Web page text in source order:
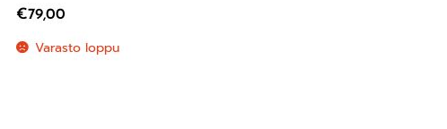
€79,00
Varasto loppu